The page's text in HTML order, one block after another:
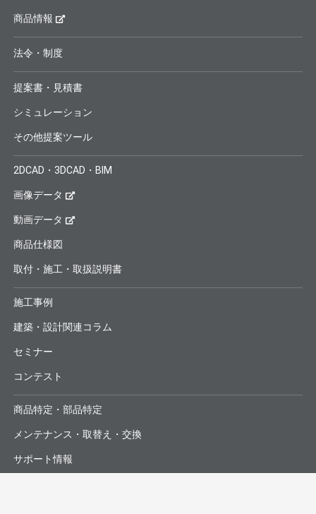
商品情報
法令・制度
提案書・見積書
シミュレーション
その他提案ツール
2DCAD・3DCAD・BIM
画像データ
動画データ
商品仕様図
取付・施工・取扱説明書
施工事例
建築・設計関連コラム
セミナー
コンテスト
商品特定・部品特定
メンテナンス・取替え・交換
サポート情報